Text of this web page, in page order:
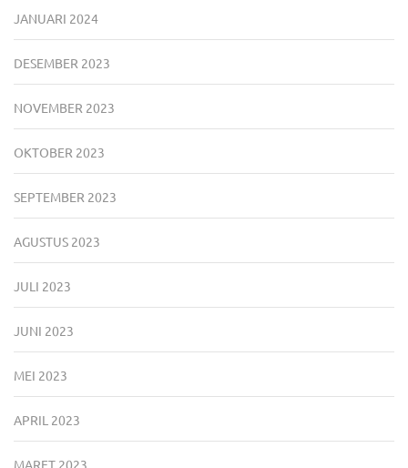
JANUARI 2024
DESEMBER 2023
NOVEMBER 2023
OKTOBER 2023
SEPTEMBER 2023
AGUSTUS 2023
JULI 2023
JUNI 2023
MEI 2023
APRIL 2023
MARET 2023